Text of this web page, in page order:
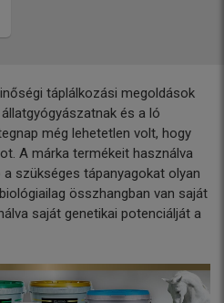
táplálkozási megoldások
és a ló
még lehetetlen volt, hogy
A márka termékeit használva
szükséges tápanyagokat olyan
összhangban van saját
saját genetikai potenciálját a